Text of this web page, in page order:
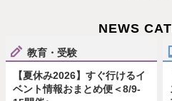
NEWS
教育・受験
【夏休み2026】すぐ行けるイ
ベント情報おまとめ便＜8/9-